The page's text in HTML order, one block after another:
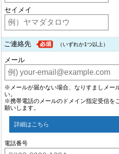
セイメイ
ご連絡先 （いずれか1つ以上）
メール
※メールが届かない場合、なりすましメー
い。
※携帯電話のメールのドメイン指定受信を
願いします。
詳細はこちら
電話番号